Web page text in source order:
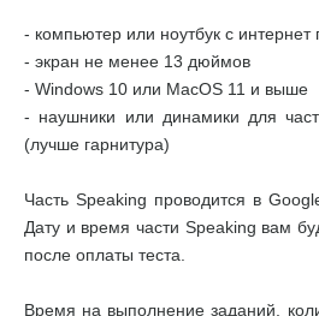
- компьютер или ноутбук с
- экран не менее 13 дюймов
- Windows 10 или MacOS 11 и выше
- наушники или динамики для
(лучше гарнитура)
Часть Speaking проводится в
Дату и время части Speaking вам
после оплаты теста.
Время на выполнение заданий,